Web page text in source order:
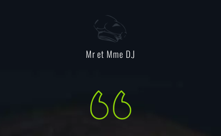
Mr et Mme D.J